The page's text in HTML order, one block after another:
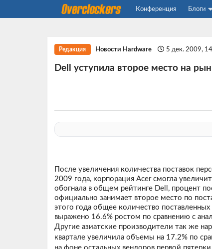
Конференция Блоги
Редакция Новости Hardware 5 дек. 2009,
Dell уступила второе место на
После увеличения количества поставок
2009 года, корпорация Acer смогла
обогнала в общем рейтинге Dell, процент
официально занимает второе место по
этого года общее количество
выражено 16.6% ростом по сравнению с
Другие азиатские производители так же
квартале увеличила объемы на 17.2% по